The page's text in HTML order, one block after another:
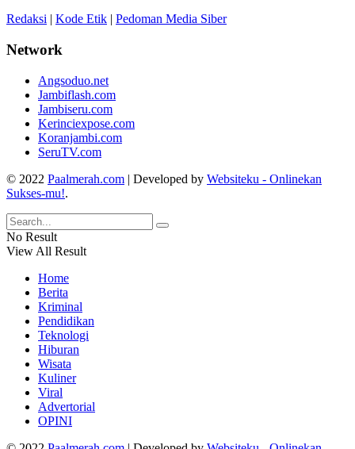
Redaksi | Kode Etik | Pedoman Media Siber
Network
Angsoduo.net
Jambiflash.com
Jambiseru.com
Kerinciexpose.com
Koranjambi.com
SeruTV.com
© 2022 Paalmerah.com | Developed by Websiteku - Onlinekan
Sukses-mu!.
No Result
View All Result
Home
Berita
Kriminal
Pendidikan
Teknologi
Hiburan
Wisata
Kuliner
Viral
Advertorial
OPINI